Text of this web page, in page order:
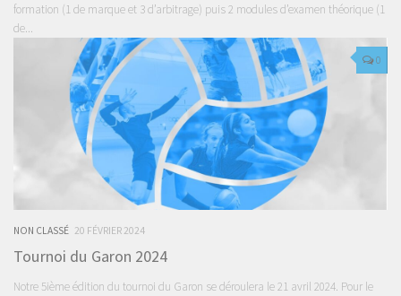
formation (1 de marque et 3 d’arbitrage) puis 2 modules d’examen théorique (1
de...
0
NON CLASSÉ 20 FÉVRIER 2024
Tournoi du Garon 2024
Notre 5ième édition du tournoi du Garon se déroulera le 21 avril 2024. Pour le